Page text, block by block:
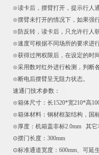
⊙读卡后，摆臂打开，提示行人
⊙摆臂未打开的情况下，如果强
⊙防反转，读卡后，只允许行人
⊙速度可根据不同场所的要求进
⊙获得过闸权限后，在设定的时
⊙采用数对红外进行检测，判断
⊙断电后摆臂呈无阻力状态。
速通门技术参数：
⊙箱体尺寸：长1520*宽210*高
⊙箱体材料：钢材框架结构，国
⊙厚度：机箱盖非标2.0mm 其它
⊙摆门长度：300mm
⊙标准通道宽度：600mm、可延